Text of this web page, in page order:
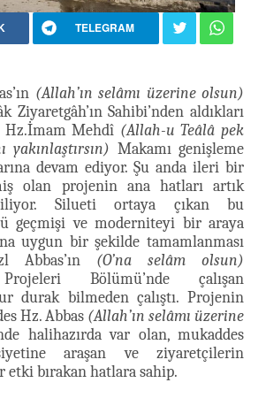
TELEGRAM
(Allah’ın selâmı üzerine olsun)
Ziyaretgâh’ın Sahibi’nden aldıkları
Mehdî (Allah-u Teâlâ pek
yakınlaştırsın) Makamı genişleme
devam ediyor. Şu anda ileri bir
olan projenin ana hatları artık
Silueti ortaya çıkan bu
geçmişi ve moderniteyi bir araya
uygun bir şekilde tamamlanması
Abbas’ın (O’na selâm olsun)
Bölümü’nde çalışan
durak bilmeden çalıştı. Projenin
Hz. Abbas (Allah’ın selâmı üzerine
halihazırda var olan, mukaddes
araşan ve ziyaretçilerin
etki bırakan hatlara sahip.